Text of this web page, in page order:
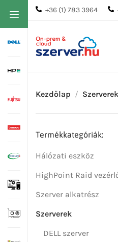
+36 (1) 783 3964
Kezdőlap Szerverek
Termékkategóriák:
Hálózati eszköz
HighPoint Raid
Szerver alkatrész
Szerverek
DELL szerver